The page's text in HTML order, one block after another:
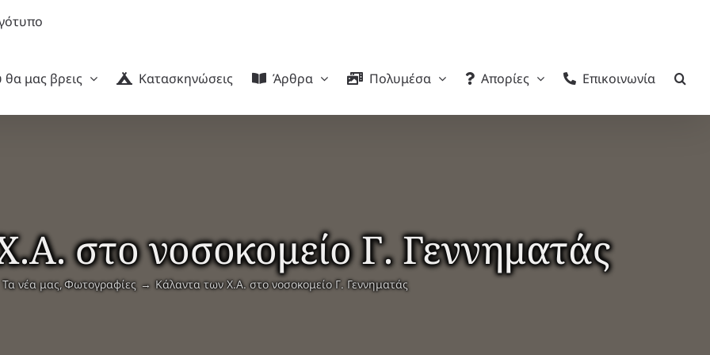
μας βρεις
Κατασκηνώσεις Άρθρα Πολυμέσα Απορίες Επικοινωνία
στο νοσοκομείο Γ. Γεννηματάς
Τα νέα μας Φωτογραφίες Κάλαντα των Χ.Α. στο νοσοκομείο Γ. Γεννηματάς